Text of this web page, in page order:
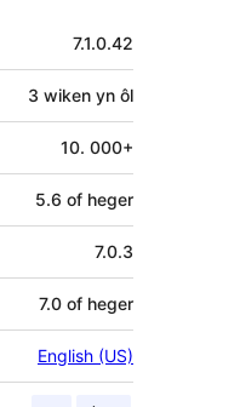
7.1.0.42
3 wiken yn ôl
10. 000+
5.6 of heger
7.0.3
7.0 of heger
English (US)